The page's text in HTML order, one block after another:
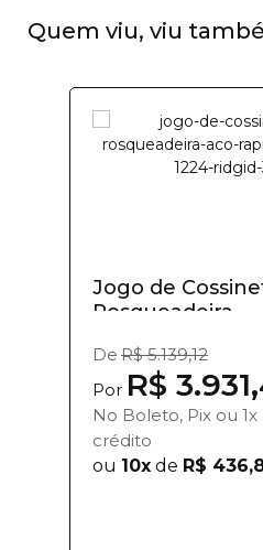
Quem viu, viu
Jogo de
Rosqueadeira...
De R$ 5.139,12
Por R$
No Boleto, Pix ou
crédito
ou 10x de R$